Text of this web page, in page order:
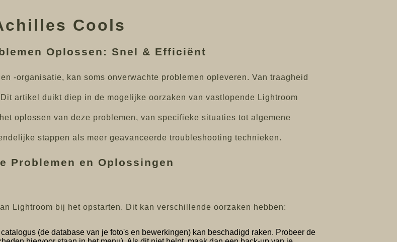
Cools
Oplossen: Snel & Efficiënt
-organisatie, kan soms onverwachte problemen opleveren. Van traagheid
artikel duikt diep in de mogelijke oorzaken van vastlopende Lightroom
oplossen van deze problemen, van specifieke situaties tot algemene
stappen als meer geavanceerde troubleshooting technieken.
Problemen en Oplossingen
Lightroom bij het opstarten. Dit kan verschillende oorzaken hebben:
catalogus (de database van je foto's en bewerkingen) kan beschadigd raken. Probeer de